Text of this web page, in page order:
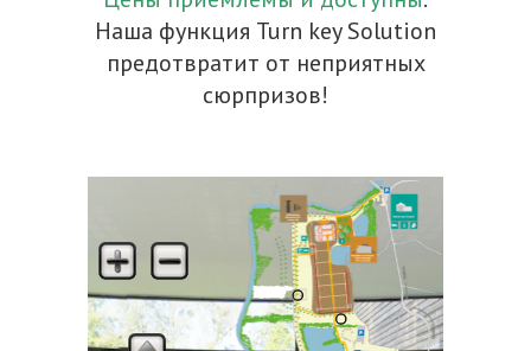
Наша функция Turn key Solution
предотвратит от неприятных
сюрпризов!